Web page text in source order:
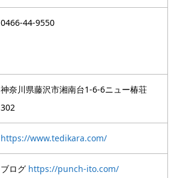
0466-44-9550
神奈川県藤沢市湘南台1-6-6ニュー椿荘
302
https://www.tedikara.com/
ブログ https://punch-ito.com/